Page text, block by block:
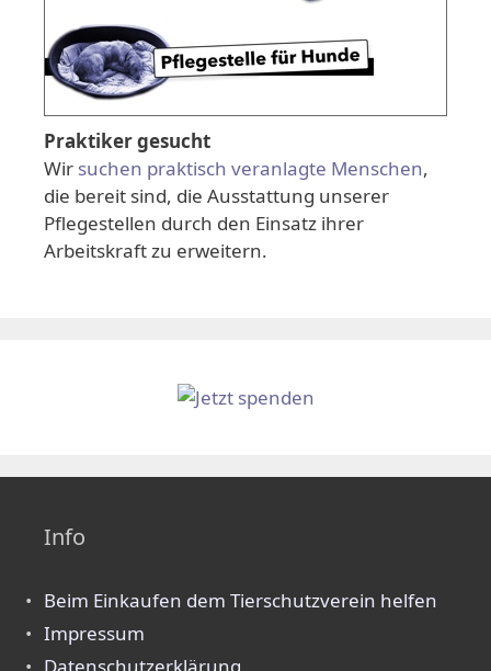
Praktiker gesucht
Wir suchen praktisch veranlagte Menschen,
die bereit sind, die Ausstattung unserer
Pflegestellen durch den Einsatz ihrer
Arbeitskraft zu erweitern.
Info
Beim Einkaufen dem Tierschutzverein helfen
Impressum